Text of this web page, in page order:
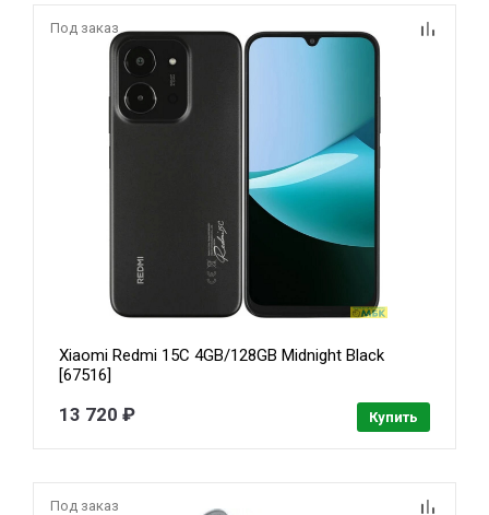
Под заказ
Xiaomi Redmi 15C 4GB/128GB Midnight Black
[67516]
13 720 ₽ Купить
Под заказ